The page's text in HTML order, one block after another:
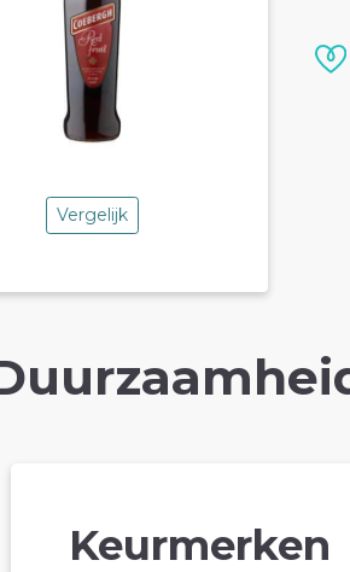
Vergelijk
Keurmerken